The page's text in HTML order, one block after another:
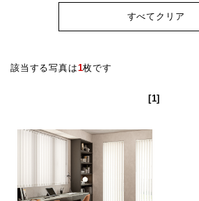
すべてクリア
該当する写真は1枚です
[1]